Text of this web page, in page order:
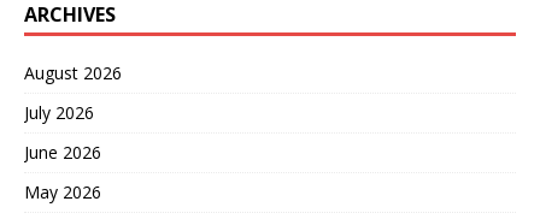
ARCHIVES
August 2026
July 2026
June 2026
May 2026